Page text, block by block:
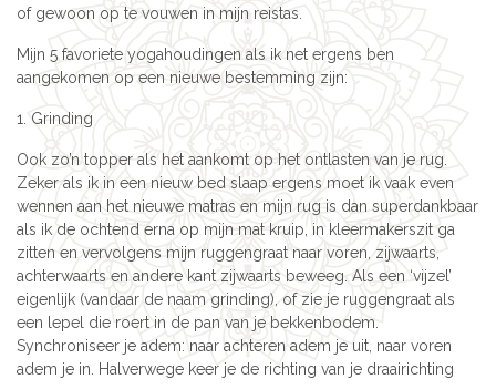
of gewoon op te vouwen in mijn reistas.
Mijn 5 favoriete yogahoudingen als ik net ergens ben
aangekomen op een nieuwe bestemming zijn:
1. Grinding
Ook zo’n topper als het aankomt op het ontlasten van je rug.
Zeker als ik in een nieuw bed slaap ergens moet ik vaak even
wennen aan het nieuwe matras en mijn rug is dan superdankbaar
als ik de ochtend erna op mijn mat kruip, in kleermakerszit ga
zitten en vervolgens mijn ruggengraat naar voren, zijwaarts,
achterwaarts en andere kant zijwaarts beweeg. Als een ‘vijzel’
eigenlijk (vandaar de naam grinding), of zie je ruggengraat als
een lepel die roert in de pan van je bekkenbodem.
Synchroniseer je adem: naar achteren adem je uit, naar voren
adem je in. Halverwege keer je de richting van je draairichting